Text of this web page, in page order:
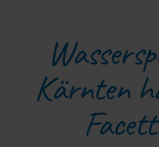
Kärnten